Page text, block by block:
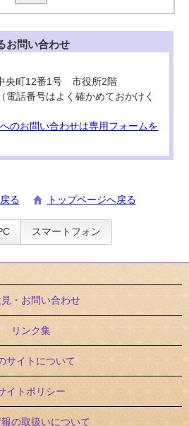
お問い合わせ
央町12番1号 市役所2階
電話番号はよく確かめておかけく
のお問い合わせは専用フォームを
る トップページへ戻る
スマートフォン
見・お問い合わせ
リンク集
サイトについて
イトポリシー
の取扱いについて